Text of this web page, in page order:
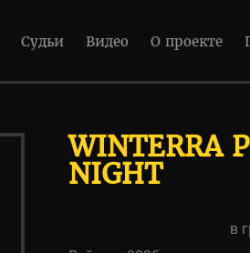
Судьи Видео О проекте
WINTERRA
NIGHT
в